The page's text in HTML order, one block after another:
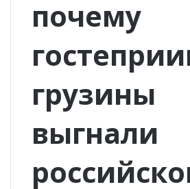
почему
грузины
выгнали